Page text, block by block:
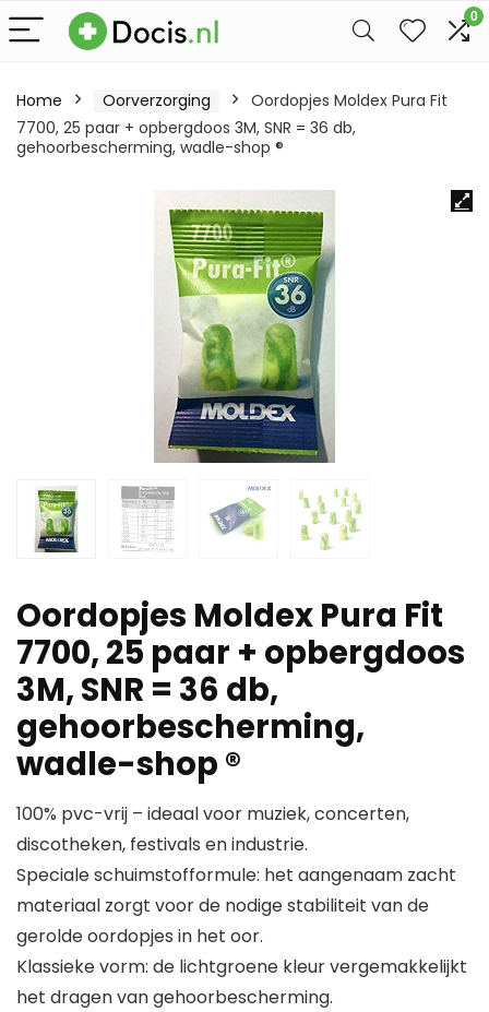
0
Home Oorverzorging
Oordopjes Moldex Pura Fit
7700, 25 paar + opbergdoos 3M, SNR = 36 db,
gehoorbescherming, wadle-shop ®
Oordopjes Moldex Pura Fit
7700, 25 paar + opbergdoos
3M, SNR = 36 db,
gehoorbescherming,
wadle-shop ®
100% pvc-vrij – ideaal voor muziek, concerten,
discotheken, festivals en industrie.
Speciale schuimstofformule: het aangenaam zacht
materiaal zorgt voor de nodige stabiliteit van de
gerolde oordopjes in het oor.
Klassieke vorm: de lichtgroene kleur vergemakkelijkt
het dragen van gehoorbescherming.